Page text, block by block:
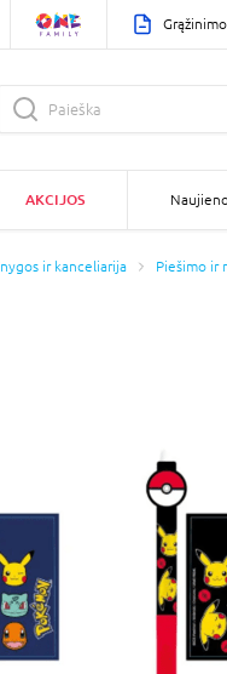
AKCIJOS
ir kanceliarija Piešimo ir